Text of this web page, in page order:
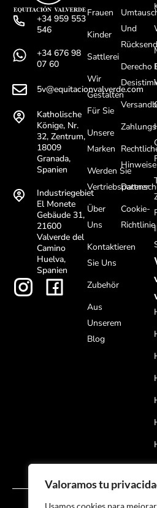
Valoramos tu
Usamos cookies para
+34 959 553
546
+34 676 98
07 60
5v@equitacionvalverde.com
Katholische
Könige, Nr.
32, Zentrum,
18009
Granada,
Spanien
Industriegebiet
El Monete
Gebäude 31,
21600
Valverde del
Camino
Huelva,
Spanien
Frauen
Kinder
Sattlerei
Wir
Gestalten
Für Sie
Unsere
Marken
Werden Sie
Vertriebspartner
Über
Uns
Kontaktieren
Sie Uns
Zubehör
Aus
Unserem
Blog
Und
Derecho
Hinweise
Cookie-
Richtlinie
Rechtliche Hinweise
Copyright ©